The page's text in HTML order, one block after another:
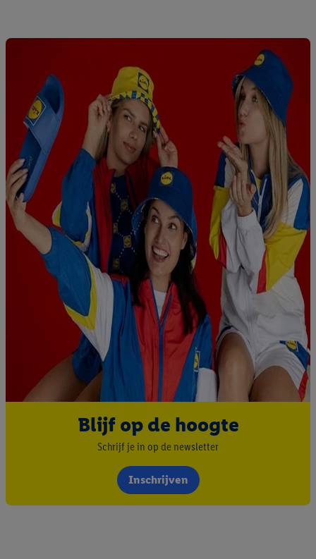
Blijf op de hoogte
Schrijf je in op de newsletter
Inschrijven